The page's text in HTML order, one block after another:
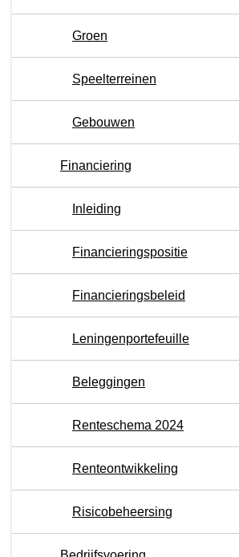
Groen
Speelterreinen
Gebouwen
Financiering
Inleiding
Financieringspositie
Financieringsbeleid
Leningenportefeuille
Beleggingen
Renteschema 2024
Renteontwikkeling
Risicobeheersing